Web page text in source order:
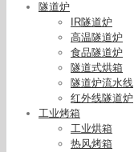
隧道炉
IR隧道炉
高温隧道炉
食品隧道炉
隧道式烘箱
隧道炉流水线
红外线隧道炉
工业烤箱
工业烘箱
热风烤箱